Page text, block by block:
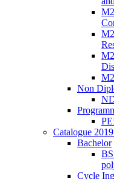
Non
Catalogue
Bachelor
Cycle